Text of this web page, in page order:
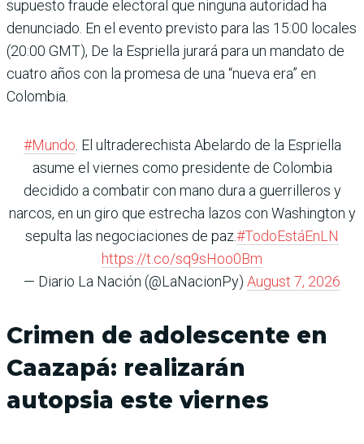
supuesto fraude electoral que ninguna autoridad ha
denunciado. En el evento previsto para las 15:00 locales
(20:00 GMT), De la Espriella jurará para un mandato de
cuatro años con la promesa de una “nueva era” en
Colombia.
#Mundo . El ultraderechista Abelardo de la Espriella
asume el viernes como presidente de Colombia
decidido a combatir con mano dura a guerrilleros y
narcos, en un giro que estrecha lazos con Washington y
sepulta las negociaciones de paz.#TodoEstáEnLN
https://t.co/sq9sHoo0Bm
— Diario La Nación (@LaNacionPy) August 7, 2026
Crimen de adolescente en
Caazapá: realizarán
autopsia este viernes